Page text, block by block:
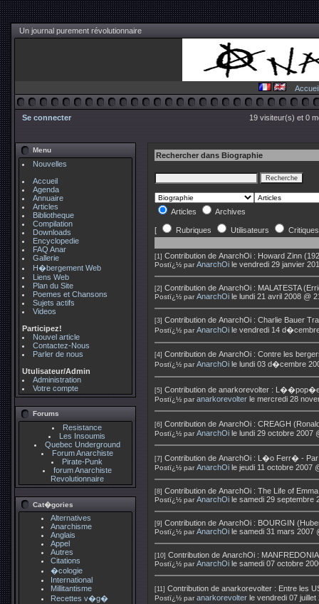
Un journal purement révolutionnaire
Accueil
Se connecter 19 visiteur(s) et 0
Menu
Nouvelles
Accueil
Agenda
Annuaire
Articles
Bibliotheque
Compilation
Downloads
Encyclopedie
FAQ Anar
Gallerie
H�bergement Web
Liens Web
Plan du Site
Poemes et Chansons
Sujets actifs
Videos
Participez!
Nouvel article
Contactez-Nous
Parler de nous
Utulisateur/Admin
Administration
Votre compte
Forums
Resistance
Les Insoumis
Quebec Underground
Forum Anarchiste
Pirate-Punk
forum Anarchiste
Revolutionnaire
Cat�gories
Alternatives
Anarchisme
Anglais
Appel
Autres
Citations
�cologie
International
Millitantisme
Recettes v�g�
Rechercher dans Biographie
Articles Archives
[ Rubriques Utilisateurs
[1] Contribution de AnarchOi : Howard Zinn
Postï¿½ par AnarchOi le vendredi 29 janvier
[2] Contribution de AnarchOi : MALATESTA
Postï¿½ par AnarchOi le lundi 21 avril 2008 @
[3] Contribution de AnarchOi : Charlie Bauer
Postï¿½ par AnarchOi le vendredi 14
[4] Contribution de AnarchOi : Contre les
Postï¿½ par AnarchOi le lundi 03 d�cembre
[5] Contribution de anarkorevolter : L��pop�e
Postï¿½ par anarkorevolter le mercredi 28
[6] Contribution de AnarchOi : CREAGH
Postï¿½ par AnarchOi le lundi 29 octobre 2007
[7] Contribution de AnarchOi : L�o Ferr� -
Postï¿½ par AnarchOi le jeudi 11 octobre 2007
[8] Contribution de AnarchOi : The Life of
Postï¿½ par AnarchOi le samedi 29 septembre
[9] Contribution de AnarchOi : BOURGIN
Postï¿½ par AnarchOi le samedi 31 mars 2007
[10] Contribution de AnarchOi :
Postï¿½ par AnarchOi le samedi 07 octobre
[11] Contribution de anarkorevolter : Entre les
Postï¿½ par anarkorevolter le vendredi 07